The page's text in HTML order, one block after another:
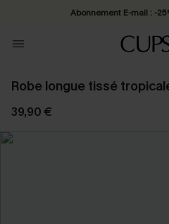
Abonnement E-mail : -
Robe longue tissé
39,90 €